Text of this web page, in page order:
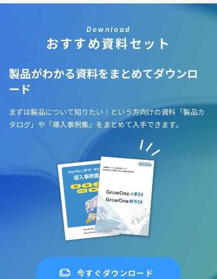
Download
おすすめ資料セット
製品がわかる資料をまとめてダウンロ
ード
まずは製品について知りたい！という方向けの資料「製品カ
タログ」や「導入事例集」をまとめて入手できます。
今すぐダウンロード